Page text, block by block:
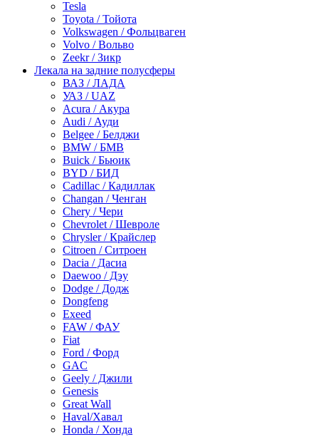
Tesla
Toyota / Тойота
Volkswagen / Фольцваген
Volvo / Вольво
Zeekr / Зикр
Лекала на задние полусферы
ВАЗ / ЛАДА
УАЗ / UAZ
Acura / Акура
Audi / Ауди
Belgee / Белджи
BMW / БМВ
Buick / Бьюик
BYD / БИД
Cadillac / Кадиллак
Changan / Ченган
Chery / Чери
Chevrolet / Шевроле
Chrysler / Крайслер
Citroen / Ситроен
Dacia / Дасиа
Daewoo / Дэу
Dodge / Додж
Dongfeng
Exeed
FAW / ФАУ
Fiat
Ford / Форд
GAC
Geely / Джили
Genesis
Great Wall
Haval/Хавал
Honda / Хонда